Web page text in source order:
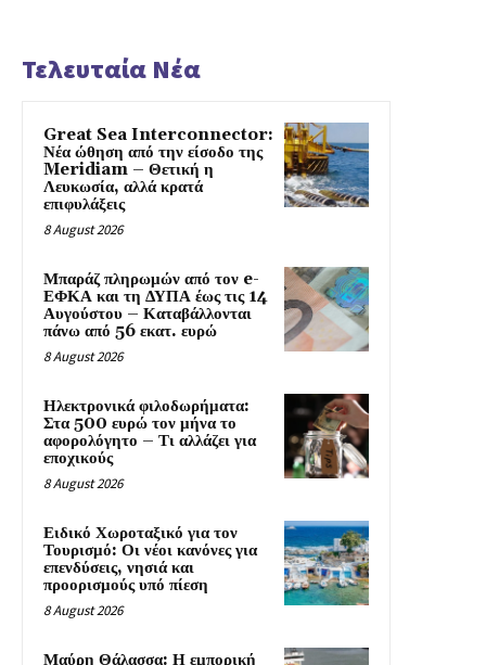
Τελευταία Νέα
Great Sea Interconnector:
Νέα ώθηση από την είσοδο της
Meridiam – Θετική η
Λευκωσία, αλλά κρατά
επιφυλάξεις
8 August 2026
Μπαράζ πληρωμών από τον e-
ΕΦΚΑ και τη ΔΥΠΑ έως τις 14
Αυγούστου – Καταβάλλονται
πάνω από 56 εκατ. ευρώ
8 August 2026
Ηλεκτρονικά φιλοδωρήματα:
Στα 500 ευρώ τον μήνα το
αφορολόγητο – Τι αλλάζει για
εποχικούς
8 August 2026
Ειδικό Χωροταξικό για τον
Τουρισμό: Οι νέοι κανόνες για
επενδύσεις, νησιά και
προορισμούς υπό πίεση
8 August 2026
Μαύρη Θάλασσα: Η εμπορική